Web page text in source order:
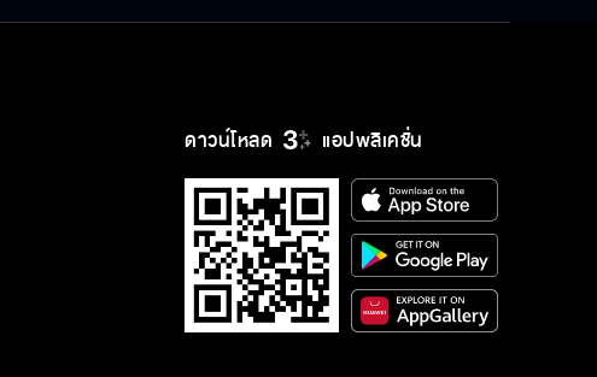
ดาวน์โหลด แอปพลิเคชั่น